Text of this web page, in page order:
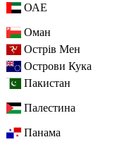
ОАЕ
Оман
Острів Мен
Острови Кука
Пакистан
Палестина
Панама